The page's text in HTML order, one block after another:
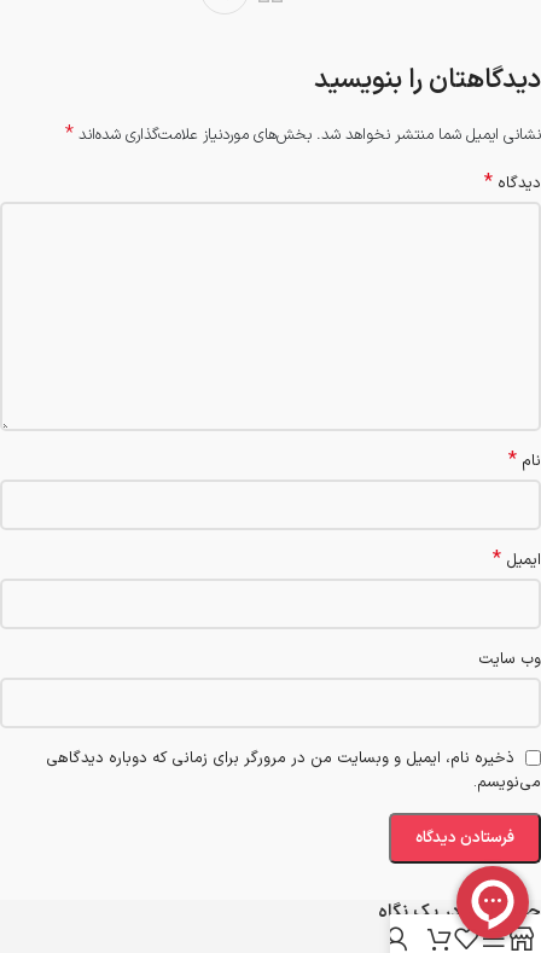
دیدگاهتان را بنویسید
نشانی ایمیل شما منتشر نخواهد شد. بخش‌های موردنیاز علامت‌گذاری شده‌اند *
دیدگاه *
نام *
ایمیل *
وب‌ سایت
ذخیره نام، ایمیل و وبسایت من در مرورگر برای زمانی که دوباره دیدگاهی
می‌نویسم.
جهان ابزار در یک نگاه